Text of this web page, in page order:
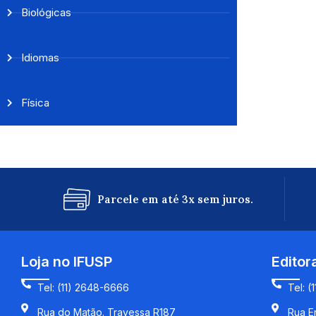
Biológicas
Idiomas
Física
Parcele em até 3x sem juros.
Loja no IFUSP
Tel: (11) 2648-6666
Rua do Matão. Travessa R187
Tel:
Rua